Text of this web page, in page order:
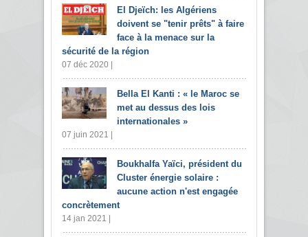
El Djeïch: les Algériens
doivent se "tenir prêts" à faire
face à la menace sur la
sécurité de la région
07 déc 2020 |
Bella El Kanti : « le Maroc se
met au dessus des lois
internationales »
07 juin 2021 |
Boukhalfa Yaïci, président du
Cluster énergie solaire :
aucune action n'est engagée
concrètement
14 jan 2021 |